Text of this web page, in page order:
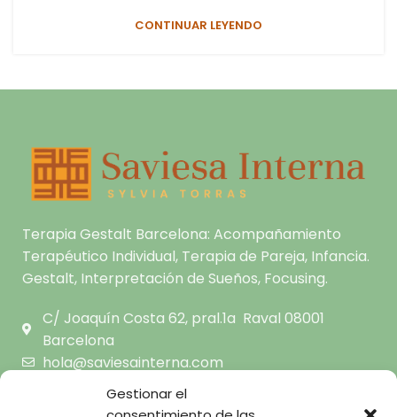
Gestionar el
CONTINUAR LEYENDO
Terapia Gestalt Barcelona: Acompañamiento
Terapéutico Individual, Terapia de Pareja, Infancia.
Gestalt, Interpretación de Sueños, Focusing.
C/ Joaquín Costa 62, pral.1a Raval 08001
Barcelona
hola@saviesainterna.com
665.681.444